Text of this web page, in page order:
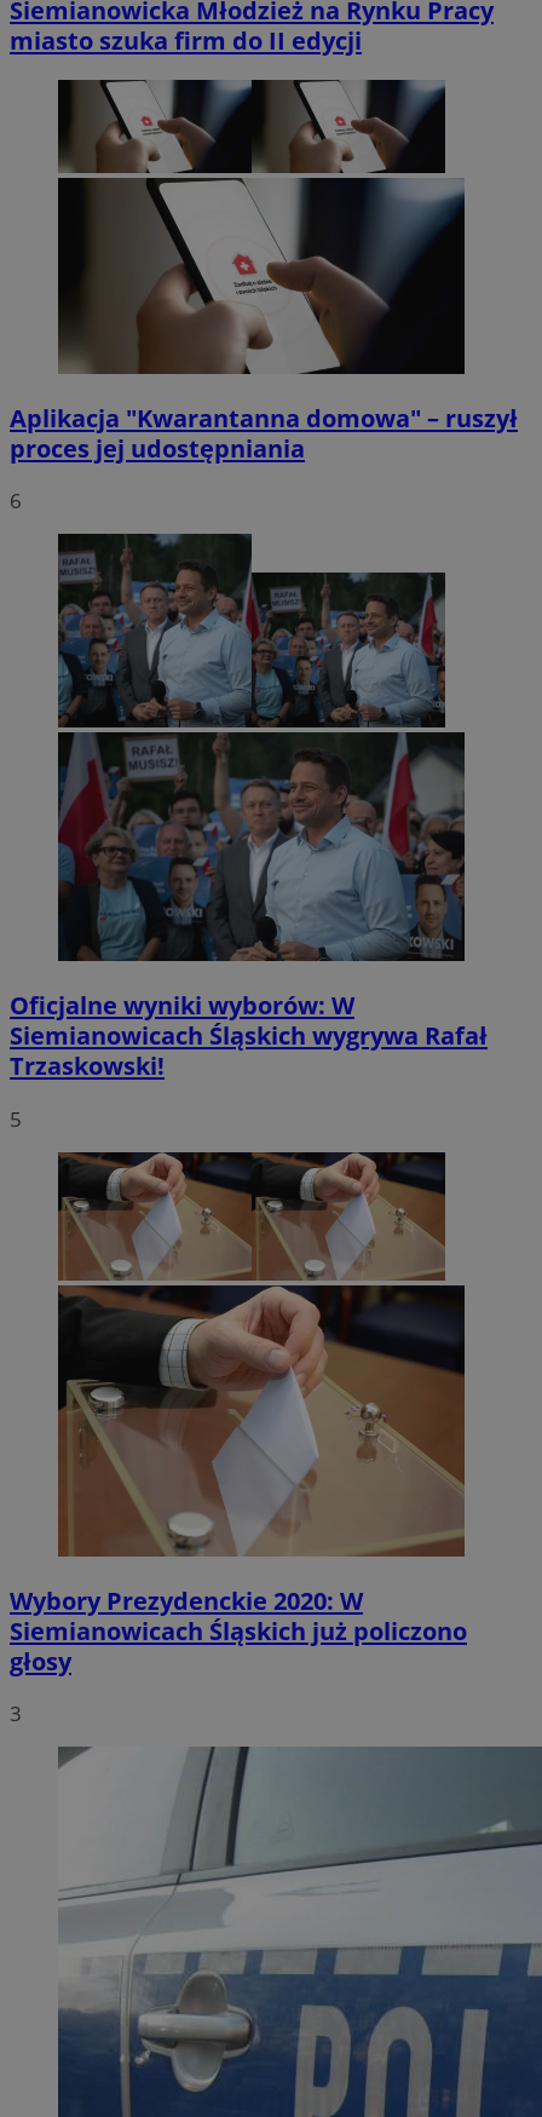
Siemianowicka Młodzież na Rynku Pracy
miasto szuka firm do II edycji
Aplikacja "Kwarantanna domowa" – ruszył
proces jej udostępniania
6
Oficjalne wyniki wyborów: W
Siemianowicach Śląskich wygrywa Rafał
Trzaskowski!
5
Wybory Prezydenckie 2020: W
Siemianowicach Śląskich już policzono
głosy
3